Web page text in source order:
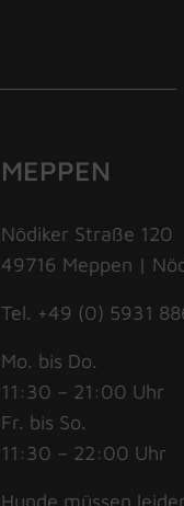
MEPPEN
Nödiker Straße 120
49716 Meppen |
Tel. +49 (0) 5931
Mo. bis Do.
11:30 – 21:00 Uhr
Fr. bis So.
11:30 – 22:00 Uhr
Hunde müssen